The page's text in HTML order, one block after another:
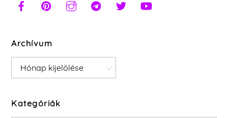
Archívum
Archívum
Kategóriák